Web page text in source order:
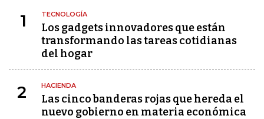
1 TECNOLOGÍA
Los gadgets innovadores que están
transformando las tareas cotidianas
del hogar
2 HACIENDA
Las cinco banderas rojas que hereda el
nuevo gobierno en materia económica